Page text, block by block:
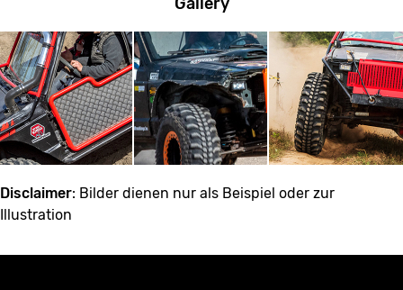
Disclaimer: Bilder dienen nur als Beispiel oder zur
Illustration